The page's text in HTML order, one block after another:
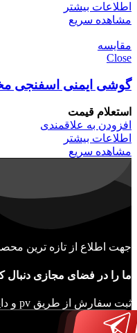
اطلاعات بیشتر
مشاهده سریع
مقایسه
Close
گوشی ایمنی اسفنجی
استعلام قیمت
افزودن به علاقمندی
اطلاعات بیشتر
مشاهده سریع
جهت اطلاع از تازه ترین
ما را در فضای مجازی دنبال
ثبت سفارش از طریق pv و دایرکت امکان پذیر میباشد